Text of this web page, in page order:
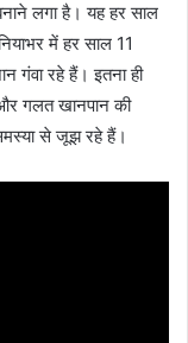
लगा है। यह हर साल
में हर साल 11
गंवा रहे हैं। इतना ही
गलत खानपान की
से जूझ रहे हैं।